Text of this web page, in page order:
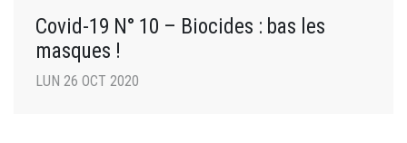
Covid-19 N° 10 – Biocides : bas les
masques !
LUN 26 OCT 2020